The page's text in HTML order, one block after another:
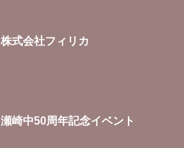
株式会社フィリカ
瀬崎中50周年記念イベント